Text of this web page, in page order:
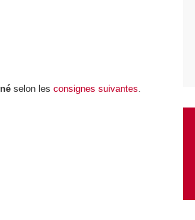
selon les consignes suivantes.